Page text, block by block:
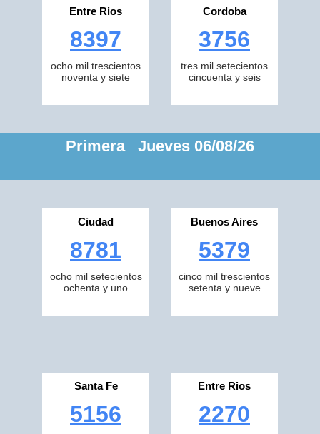
Entre Rios
8397
ocho mil trescientos
noventa y siete
Cordoba
3756
tres mil setecientos
cincuenta y seis
Primera Jueves 06/08/26
Ciudad
8781
ocho mil setecientos
ochenta y uno
Buenos Aires
5379
cinco mil trescientos
setenta y nueve
Santa Fe
5156
Entre Rios
2270